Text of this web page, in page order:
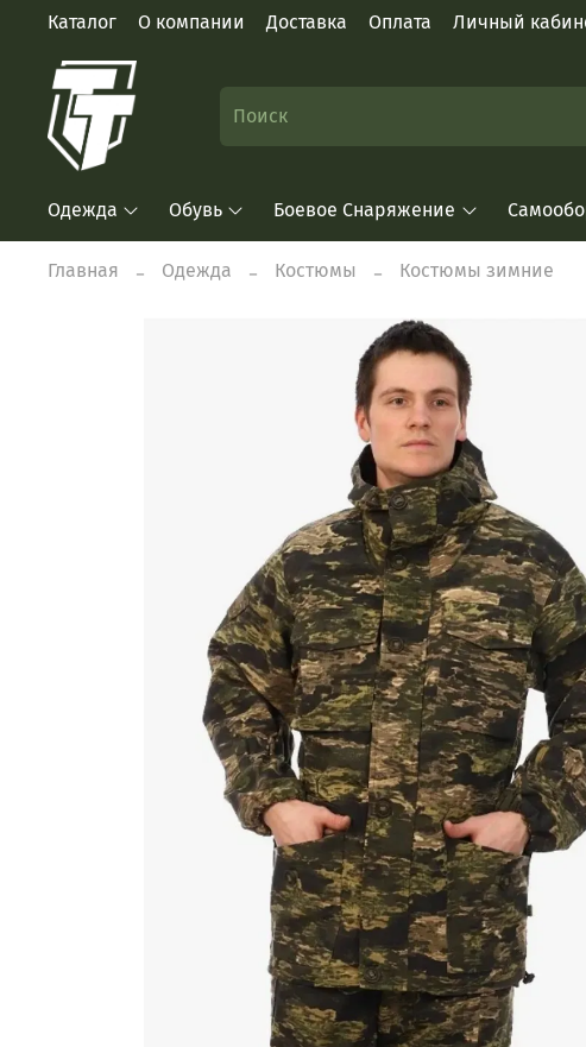
Каталог О компании Доставка Оплата Личный
Одежда Обувь Боевое Снаряжение
Главная Одежда Костюмы Костюмы зимние